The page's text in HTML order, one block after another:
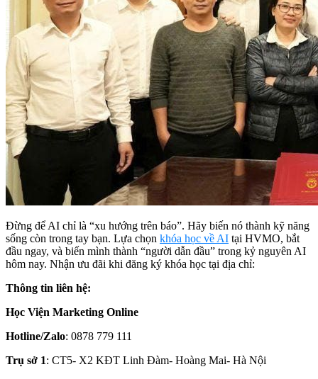
Đừng để AI chỉ là “xu hướng trên báo”. Hãy biến nó thành kỹ năng
sống còn trong tay bạn. Lựa chọn khóa học về AI tại HVMO, bắt
đầu ngay, và biến mình thành “người dẫn đầu” trong kỷ nguyên AI
hôm nay. Nhận ưu đãi khi đăng ký khóa học tại địa chỉ:
Thông tin liên hệ:
Học Viện Marketing Online
Hotline/Zalo: 0878 779 111
Trụ sở 1: CT5- X2 KĐT Linh Đàm- Hoàng Mai- Hà Nội